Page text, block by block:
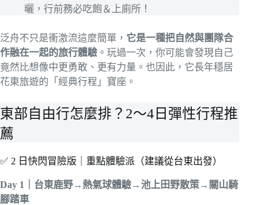
曬，行前務必吃飽＆上廁所！
泛舟不只是衝激流這麼簡單， 它是一種把自然與團隊合
作融在一起的旅行體驗 。玩過一次，你可能會發現自己
竟然比想像中更勇敢、更有力量。也因此，它長年穩居
花東旅遊的「經典行程」寶座。
東部自由行怎麼排？2～4日彈性行程推
薦
✅ 2 日快閃冒險版｜重點體驗派（建議從台東出發）
Day 1｜台東鹿野→熱氣球體驗→池上田野散策→關山騎
腳踏車